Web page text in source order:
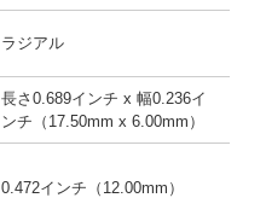
ラジアル
長さ0.689インチ x 幅0.236イ
ンチ（17.50mm x 6.00mm）
0.472インチ（12.00mm）